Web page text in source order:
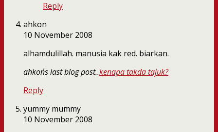
Reply
ahkon
10 November 2008
alhamdulillah. manusia kak red. biarkan.
ahkon´s last blog post..kenapa takda tajuk?
Reply
yummy mummy
10 November 2008